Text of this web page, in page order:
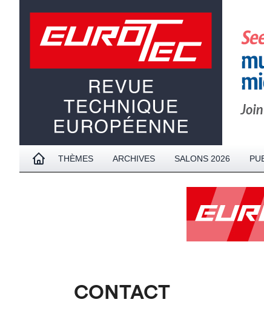
THÈMES ARCHIVES SALONS 2026
CONTACT